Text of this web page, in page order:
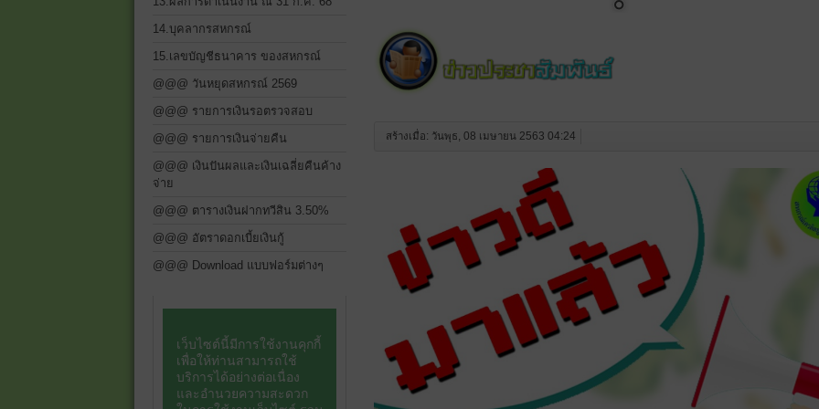
14.บุคลากรสหกรณ์
15.เลขบัญชีธนาคาร ของสหกรณ์
@@@ วันหยุดสหกรณ์ 2569
@@@ รายการเงินรอตรวจสอบ
@@@ รายการเงินจ่ายคืน
@@@ เงินปันผลและเงินเฉลี่ยคืนค้าง
จ่าย
@@@ ตารางเงินฝากทวีสิน 3.50%
@@@ อัตราดอกเบี้ยเงินกู้
@@@ Download แบบฟอร์มต่างๆ
สร้างเมื่อ: วันพุธ, 08 เมษายน 2563 04:24